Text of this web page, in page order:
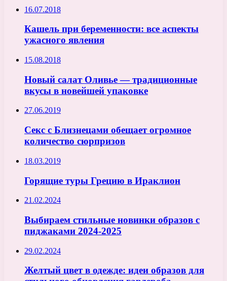
16.07.2018
Кашель при беременности: все аспекты
ужасного явления
15.08.2018
Новый салат Оливье — традиционные
вкусы в новейшей упаковке
27.06.2019
Секс с Близнецами обещает огромное
количество сюрпризов
18.03.2019
Горящие туры Грецию в Ираклион
21.02.2024
Выбираем стильные новинки образов с
пиджаками 2024-2025
29.02.2024
Желтый цвет в одежде: идеи образов для